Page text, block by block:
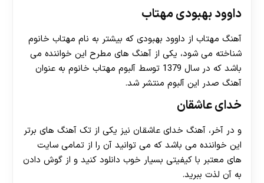
داوود بهبودی مهتاب
آهنگ مهتاب از داوود بهبودی که بیشتر به نام مهتاب خانوم
شناخته می شود، یکی از آهنگ های مطرح این خواننده می
باشد که در سال 1379 توسط آلبوم مهتاب خانوم به عنوان
آهنگ صدر این آلبوم منتشر شد.
خدای عاشقان
و در آخر، آهنگ خدای عاشقان نیز یکی از تک آهنگ های برتر
این خواننده می باشد که می توانید آن را از تمامی سایت
های معتبر با کیفیتی بسیار خوب دانلود کنید و از گوش دادن
به آن لذت ببرید.